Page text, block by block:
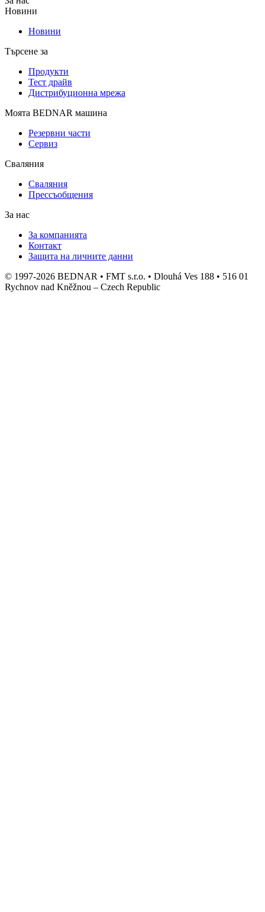
Новини
Новини
Търсене за
Продукти
Тест драйв
Дистрибуционна мрежа
Моята BEDNAR машина
Резервни части
Сервиз
Сваляния
Сваляния
Прессъобщения
За нас
За компанията
Контакт
Защита на личните данни
© 1997-2026 BEDNAR • FMT s.r.o. • Dlouhá Ves 188 • 516 01
Rychnov nad Kněžnou – Czech Republic